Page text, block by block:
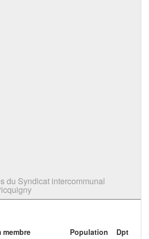
du Syndicat intercommunal
membre Population
Dpt